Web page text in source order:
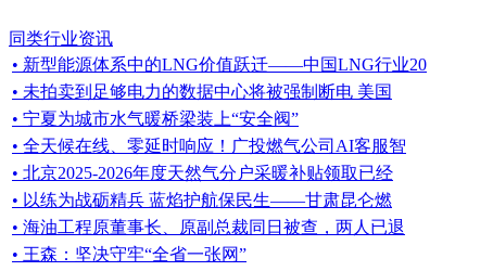
同类行业资讯
• 新型能源体系中的LNG价值跃迁——中国LNG行业20
• 未拍卖到足够电力的数据中心将被强制断电 美国
• 宁夏为城市水气暖桥梁装上“安全阀”
• 全天候在线、零延时响应！广投燃气公司AI客服智
• 北京2025-2026年度天然气分户采暖补贴领取已经
• 以练为战砺精兵 蓝焰护航保民生——甘肃昆仑燃
• 海油工程原董事长、原副总裁同日被查，两人已退
• 王森：坚决守牢“全省一张网”